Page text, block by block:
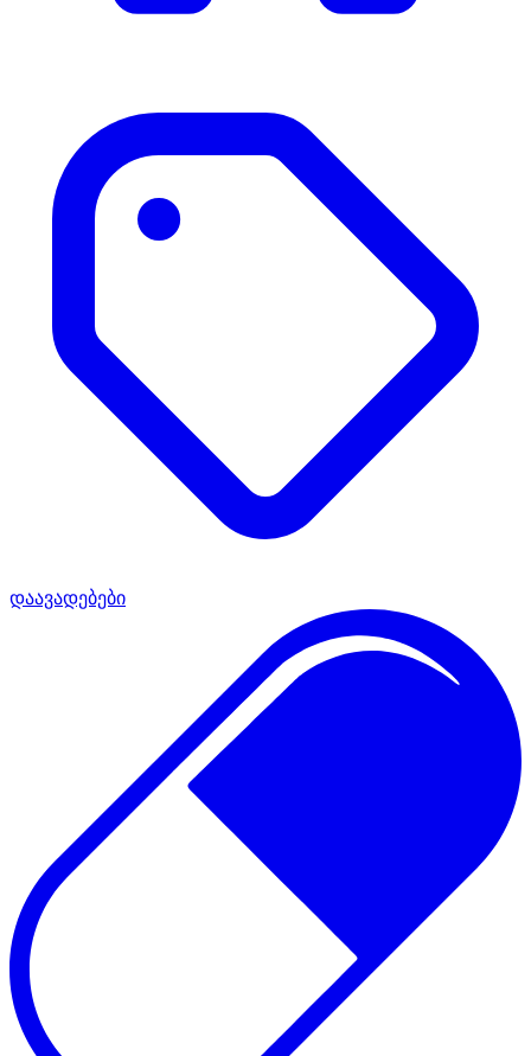
დაავადებები